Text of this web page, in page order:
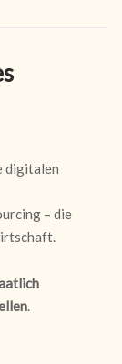
digitalen
– die
.